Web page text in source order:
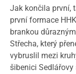
Jak končila první,
první formace
brankou
Střecha, který
vybruslil mezi
šibenici